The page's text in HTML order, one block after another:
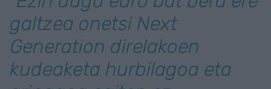
galtzea onetsi Next
Generation direlakoen
kudeaketa hurbilagoa eta